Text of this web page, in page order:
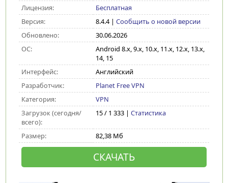
Лицензия:
Бесплатная
Версия:
8.4.4| Сообщить о новой версии
Обновлено:
30.06.2026
ОС:
Android 8.x, 9.x, 10.x, 11.x, 12.x, 13.x,
14, 15
Интерфейс:
Английский
Разработчик:
Planet Free VPN
Категория:
VPN
Загрузок (сегодня/
всего):
15 / 1 333 | Статистика
Размер: 82,38 Мб
СКАЧАТЬ